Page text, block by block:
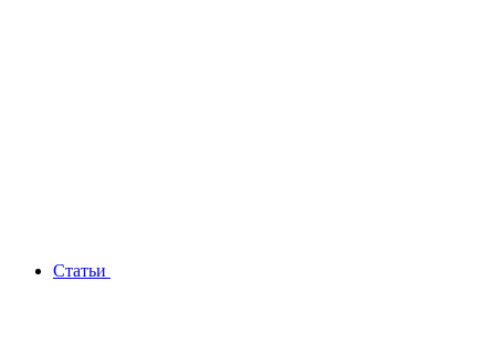
Статьи